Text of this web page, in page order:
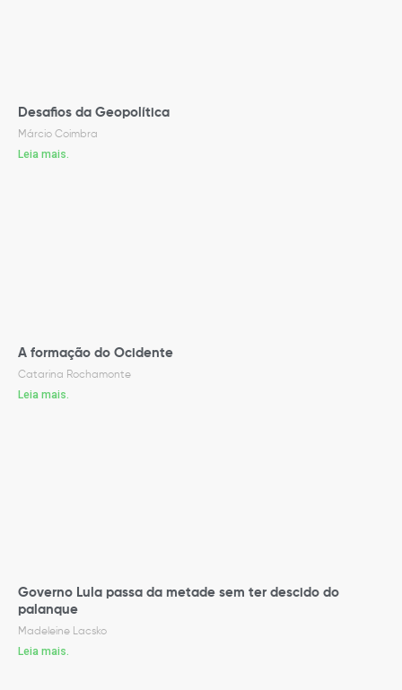
Desafios da Geopolítica
Márcio Coimbra
Leia mais.
A formação do Ocidente
Catarina Rochamonte
Leia mais.
Governo Lula passa da metade sem ter descido do
palanque
Madeleine Lacsko
Leia mais.